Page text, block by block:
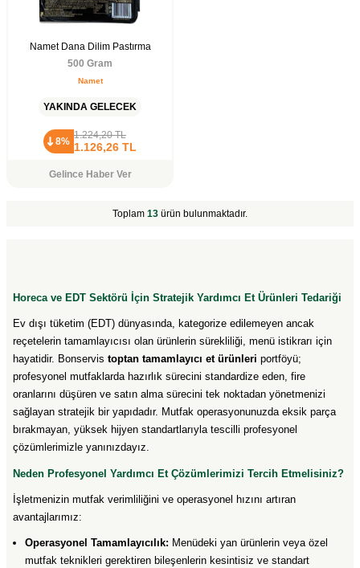
Namet Dana Dilim Pastırma
500 Gram
Namet
YAKINDA GELECEK
8%
1.224,20TL
1.126,26 TL
Gelince Haber Ver
Toplam 13 ürün bulunmaktadır.
Horeca ve EDT Sektörü İçin Stratejik Yardımcı Et Ürünleri Tedariği
Ev dışı tüketim (EDT) dünyasında, kategorize edilemeyen ancak
reçetelerin tamamlayıcısı olan ürünlerin sürekliliği, menü istikrarı için
hayatidir. Bonservis toptan tamamlayıcı et ürünleri portföyü;
profesyonel mutfaklarda hazırlık sürecini standardize eden, fire
oranlarını düşüren ve satın alma sürecini tek noktadan yönetmenizi
sağlayan stratejik bir yapıdadır. Mutfak operasyonunuzda eksik parça
bırakmayan, yüksek hijyen standartlarıyla tescilli profesyonel
çözümlerimizle yanınızdayız.
Neden Profesyonel Yardımcı Et Çözümlerimizi Tercih Etmelisiniz?
İşletmenizin mutfak verimliliğini ve operasyonel hızını artıran
avantajlarımız:
Operasyonel Tamamlayıcılık: Menüdeki yan ürünlerin veya özel
mutfak teknikleri gerektiren bileşenlerin kesintisiz ve standart